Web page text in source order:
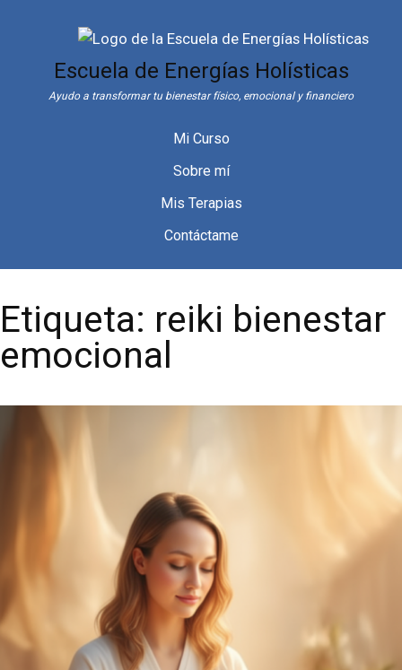
Escuela de Energías Holísticas
Ayudo a transformar tu bienestar físico, emocional y financiero
Mi Curso
Sobre mí
Mis Terapias
Contáctame
Etiqueta: reiki bienestar
emocional